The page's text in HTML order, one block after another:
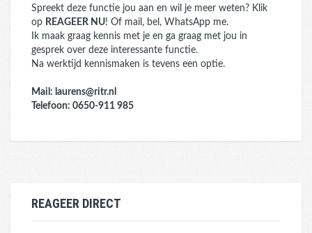
Spreekt deze functie jou aan en wil je meer weten? Klik
op REAGEER NU! Of mail, bel, WhatsApp me.
Ik maak graag kennis met je en ga graag met jou in
gesprek over deze interessante functie.
Na werktijd kennismaken is tevens een optie.
Mail: laurens@ritr.nl
Telefoon: 0650-911 985
REAGEER DIRECT